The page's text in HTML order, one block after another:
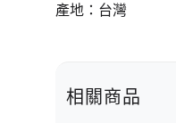
產地：台灣
相關商品